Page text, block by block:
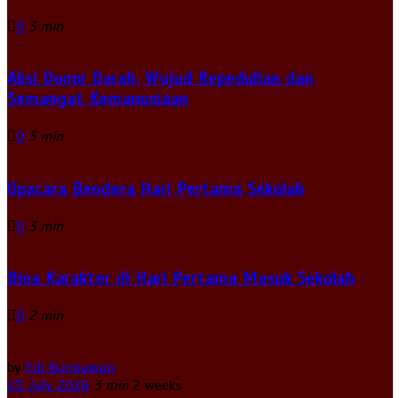
0 3 min
Aksi Donor Darah, Wujud Kepedulian dan
Semangat Kemanusiaan
0 3 min
Upacara Bendera Hari Pertama Sekolah
0 3 min
Bina Karakter di Hari Pertama Masuk Sekolah
0 2 min
by Edi Kurniawan
23 July 2026 3 min 2 weeks